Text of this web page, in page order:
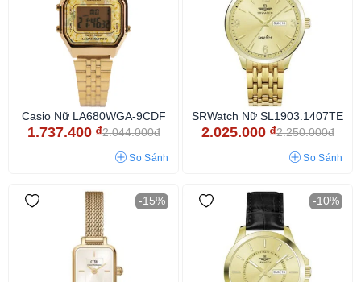
Casio Nữ LA680WGA-9CDF
1.737.400 ₫2.044.000đ
So Sánh
SRWatch Nữ SL1903.1407TE
2.025.000 ₫2.250.000đ
So Sánh
-15% -10%